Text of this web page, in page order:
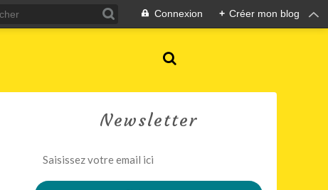
Connexion + Créer mon blog
Newsletter